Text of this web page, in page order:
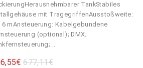
TankStabiles
mit TragegriffenAusstoßweite:
6 mAnsteuerung: Kabelgebundene
(optional); DMX;
€ 677,11€